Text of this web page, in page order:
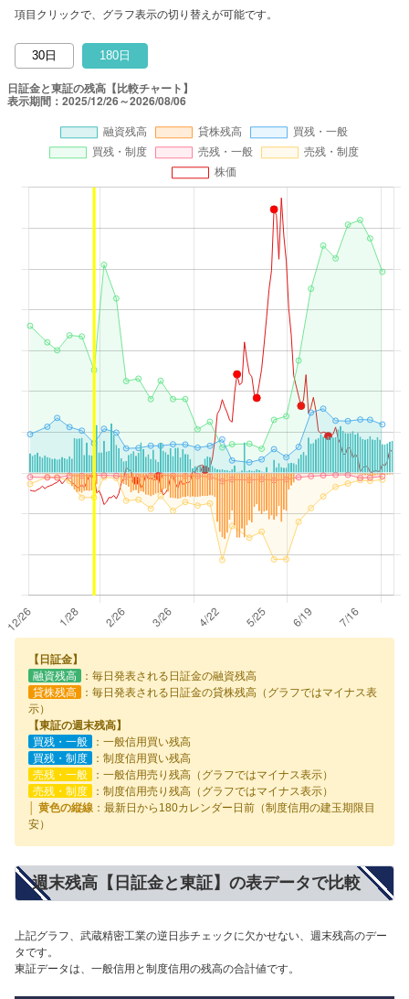
項目クリックで、グラフ表示の切り替えが可能です。
30日 180日
【日証金】
融資残高
：毎日発表される日証金の融資残高
貸株残高
：毎日発表される日証金の貸株残高（グラフではマイナス表
示）
【東証の週末残高】
買残・一般
：一般信用買い残高
買残・制度
：制度信用買い残高
売残・一般
：一般信用売り残高（グラフではマイナス表示）
売残・制度
：制度信用売り残高（グラフではマイナス表示）
│ 黄色の縦線 ：最新日から180カレンダー日前（制度信用の建玉期限目
安）
週末残高【日証金と東証】の表データで比較
上記グラフ、武蔵精密工業の逆日歩チェックに欠かせない、週末残高のデー
タです。
東証データは、一般信用と制度信用の残高の合計値です。